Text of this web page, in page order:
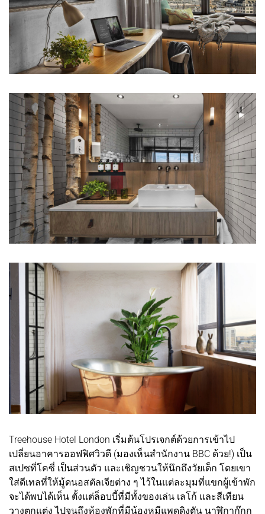
Treehouse Hotel London เริ่มต้นโปรเจกต์ด้วยการเข้าไป
เปลี่ยนอาคารออฟฟิศวิวดี (มองเห็นสำนักงาน BBC ด้วย!) เป็น
สเปซที่โคซี่ เป็นส่วนตัว และเชิญชวนให้นึกถึงวัยเด็ก โดยเขา
ใส่ดีเทลที่ให้มู้ดนอสตัลเจียต่าง ๆ ไว้ในแต่ละมุมที่แขกผู้เข้าพัก
จะได้พบได้เห็น ตั้งแต่ล็อบบี้ที่มีทั้งของเล่น เลโก้ และสีเทียน
วางตกแต่ง ไปจนถึงห้องพักที่มีน้องหมีแพดดิงตัน นาฬิกากุ๊กกู